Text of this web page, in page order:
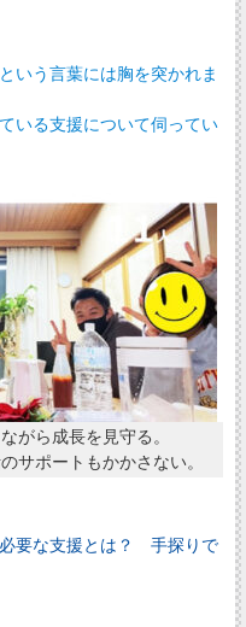
いう言葉には胸を突かれま
いる支援について伺ってい
がら成長を見守る。
サポートもかかさない。
要な支援とは？ 手探りで